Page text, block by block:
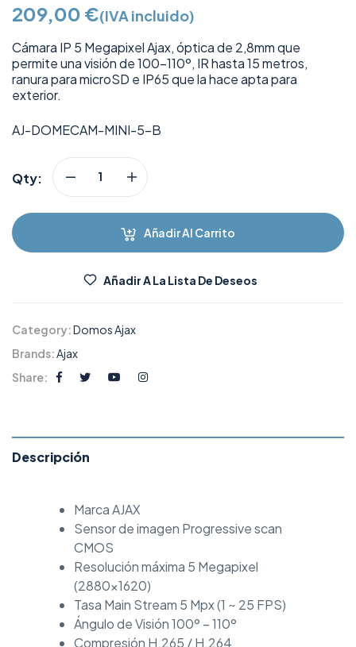
209,00 €(IVA incluido)
Cámara IP 5 Megapixel Ajax, óptica de 2,8mm que
permite una visión de 100-110º, IR hasta 15 metros,
ranura para microSD e IP65 que la hace apta para
exterior.
AJ-DOMECAM-MINI-5-B
Qty:
Añadir Al Carrito
Añadir A La Lista De Deseos
Category:Domos Ajax
Brands: Ajax
Share:
Descripción
Marca AJAX
Sensor de imagen Progressive scan
CMOS
Resolución máxima 5 Megapixel
(2880×1620)
Tasa Main Stream 5 Mpx (1 ~ 25 FPS)
Ángulo de Visión 100º – 110º
Compresión H.265 / H.264